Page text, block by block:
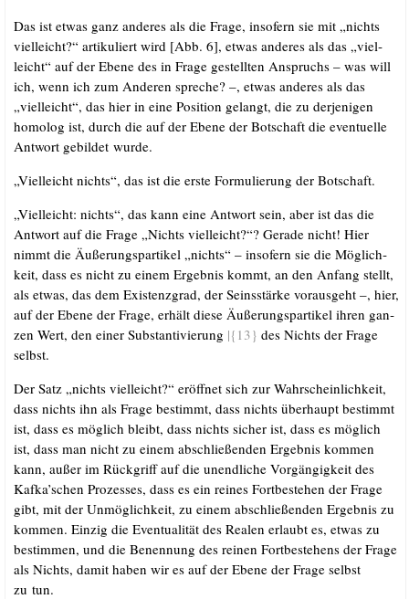
Das ist etwas ganz ande­res als die Fra­ge, inso­fern sie mit „nichts
viel­leicht?“ arti­ku­liert wird [Abb. 6], etwas ande­res als das „viel­
leicht“ auf der Ebe­ne des in Fra­ge gestell­ten Anspruchs – was will
ich, wenn ich zum Ande­ren spre­che? –, etwas ande­res als das
„viel­leicht“, das hier in eine Posi­ti­on gelangt, die zu der­je­ni­gen
homo­log ist, durch die auf der Ebe­ne der Bot­schaft die even­tu­el­le
Ant­wort gebil­det wurde.
„Viel­leicht nichts“, das ist die ers­te For­mu­lie­rung der Botschaft.
„Viel­leicht: nichts“, das kann eine Ant­wort sein, aber ist das die
Ant­wort auf die Fra­ge „Nichts viel­leicht?“? Gera­de nicht! Hier
nimmt die Äuße­rungs­par­ti­kel „nichts“ – inso­fern sie die Mög­lich­
keit, dass es nicht zu einem Ergeb­nis kommt, an den Anfang stellt,
als etwas, das dem Exis­tenz­grad, der Seins­stär­ke vor­aus­geht –, hier,
auf der Ebe­ne der Fra­ge, erhält die­se Äuße­rungs­par­ti­kel ihren gan­
zen Wert, den einer Sub­stan­ti­vie­rung |{13} des Nichts der Fra­ge
selbst.
Der Satz „nichts viel­leicht?“ eröff­net sich zur Wahr­schein­lich­keit,
dass nichts ihn als Fra­ge bestimmt, dass nichts über­haupt bestimmt
ist, dass es mög­lich bleibt, dass nichts sicher ist, dass es mög­lich
ist, dass man nicht zu einem abschlie­ßen­den Ergeb­nis kom­men
kann, außer im Rück­griff auf die unend­li­che Vor­gän­gig­keit des
Kafka’schen Pro­zes­ses, dass es ein rei­nes Fort­be­stehen der Fra­ge
gibt, mit der Unmög­lich­keit, zu einem abschlie­ßen­den Ergeb­nis zu
kom­men. Ein­zig die Even­tua­li­tät des Rea­len erlaubt es, etwas zu
bestim­men, und die Benen­nung des rei­nen Fort­be­stehens der Fra­ge
als Nichts, damit haben wir es auf der Ebe­ne der Fra­ge selbst
zu tun.